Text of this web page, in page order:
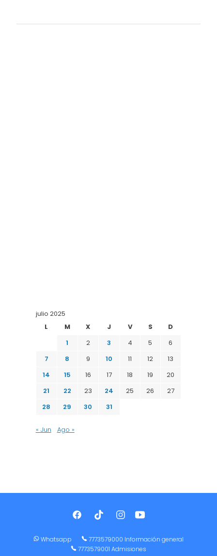
julio 2025
L
M X J V S
D
1
2 3 4 5
6
7
8 9 10 11 12
13
14
15 16 17 18 19
20
21
22 23 24 25 26
27
28
29 30 31
« Jun Ago »
Whatsapp
7773579000 Información general
7773579001 Admisiones